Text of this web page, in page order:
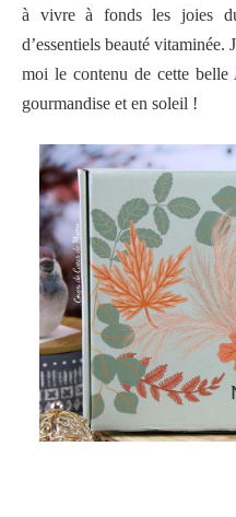
à vivre à fonds les joies
d’essentiels beauté
moi le contenu de cette belle
gourmandise et en soleil !